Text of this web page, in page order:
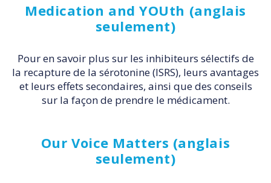
Medication and YOUth (anglais
seulement)
Pour en savoir plus sur les inhibiteurs sélectifs de
la recapture de la sérotonine (ISRS), leurs avantages
et leurs effets secondaires, ainsi que des conseils
sur la façon de prendre le médicament.
Our Voice Matters (anglais
seulement)